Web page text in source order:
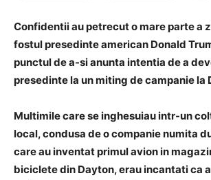
Confidentii au petrecut o mare parte a
fostul presedinte american Donald
punctul de a-si anunta intentia de a
presedinte la un miting de campanie la
Multimile care se inghesuiau intr-un
local, condusa de o companie numita
care au inventat primul avion in
biciclete din Dayton, erau incantati ca